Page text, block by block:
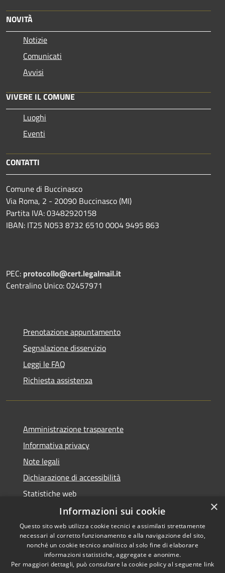
NOVITÀ
Notizie
Comunicati
Avvisi
VIVERE IL COMUNE
Luoghi
Eventi
CONTATTI
Comune di Buccinasco
Via Roma, 2 - 20090 Buccinasco (MI)
Partita IVA: 03482920158
IBAN: IT25 N053 8732 6510 0004 9495 863
PEC: protocollo@cert.legalmail.it
Centralino Unico: 02457971
Prenotazione appuntamento
Segnalazione disservizio
Leggi le FAQ
Richiesta assistenza
Amministrazione trasparente
Informativa privacy
Note legali
Dichiarazione di accessibilità
Statistiche web
Accessibilità
Privacy
Copyright © 2026 • Comune di
Buccinasco • Powered by
Municipium•Accesso
×
Informazioni sui cookie
Questo sito web utilizza cookie tecnici e assimilati strettamente
necessari al corretto funzionamento e alla navigazione del sito,
nonché un cookie tecnico analitico al solo fine di elaborare
informazioni statistiche, aggregate e anonime.
Per maggiori dettagli, può consultare la cookie policy al seguente link